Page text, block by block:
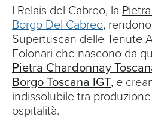
I Relais del Cabreo, la
Borgo Del Cabreo,
Supertuscan delle Tenute
Folonari che nascono da
Pietra Chardonnay
Borgo Toscana IGT, e
indissolubile tra
ospitalità.